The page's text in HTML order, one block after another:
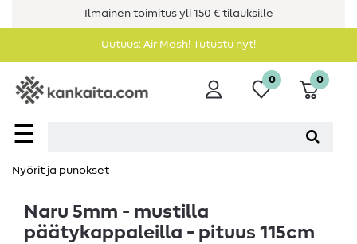
Ilmainen toimitus yli 150 € tilauksille
Uutuus: Air Mesh! Tutustu nyt!
☰
0 0
Nyörit ja punokset
Naru 5mm - mustilla
päätykappaleilla - pituus 115cm